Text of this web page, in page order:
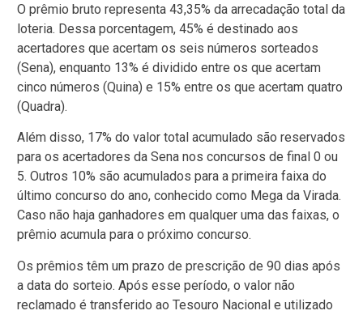
O prêmio bruto representa 43,35% da arrecadação total da
loteria. Dessa porcentagem, 45% é destinado aos
acertadores que acertam os seis números sorteados
(Sena), enquanto 13% é dividido entre os que acertam
cinco números (Quina) e 15% entre os que acertam quatro
(Quadra).
Além disso, 17% do valor total acumulado são reservados
para os acertadores da Sena nos concursos de final 0 ou
5. Outros 10% são acumulados para a primeira faixa do
último concurso do ano, conhecido como Mega da Virada.
Caso não haja ganhadores em qualquer uma das faixas, o
prêmio acumula para o próximo concurso.
Os prêmios têm um prazo de prescrição de 90 dias após
a data do sorteio. Após esse período, o valor não
reclamado é transferido ao Tesouro Nacional e utilizado